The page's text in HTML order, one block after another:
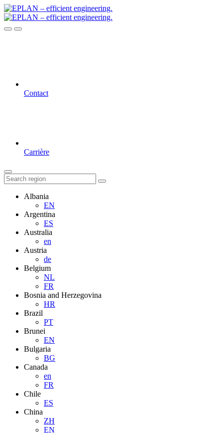
Contact
Carrière
Albania
EN
Argentina
ES
Australia
en
Austria
de
Belgium
NL
FR
Bosnia and Herzegovina
HR
Brazil
PT
Brunei
EN
Bulgaria
BG
Canada
en
FR
Chile
ES
China
ZH
EN